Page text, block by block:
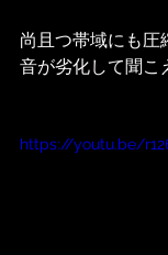
尚且つ帯域にも圧
音が劣化して聞こ
https://youtu.be/